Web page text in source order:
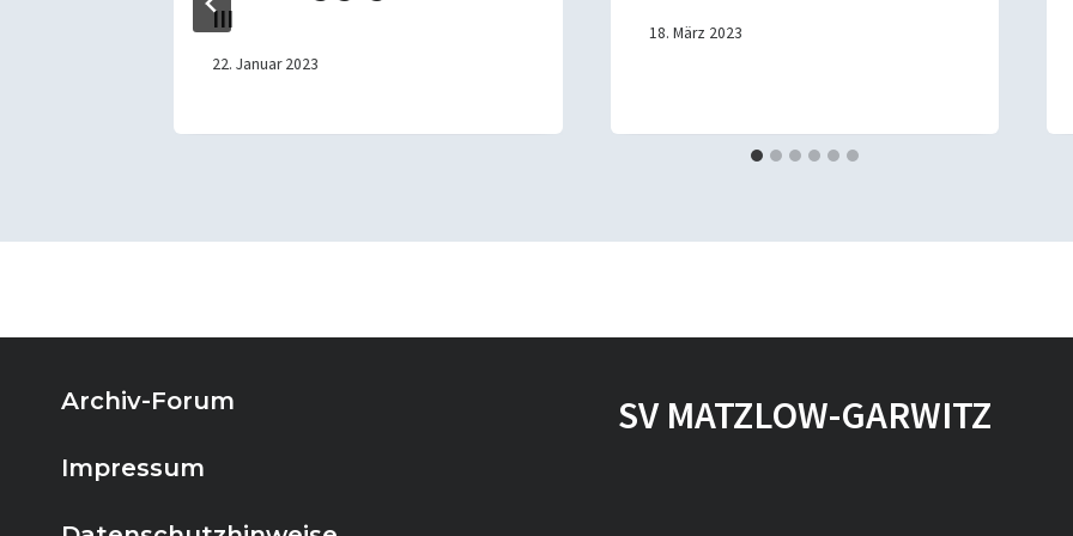
III
22. Januar 2023
18. März 2023
Archiv-Forum
Impressum
SV MATZLOW-GARWITZ